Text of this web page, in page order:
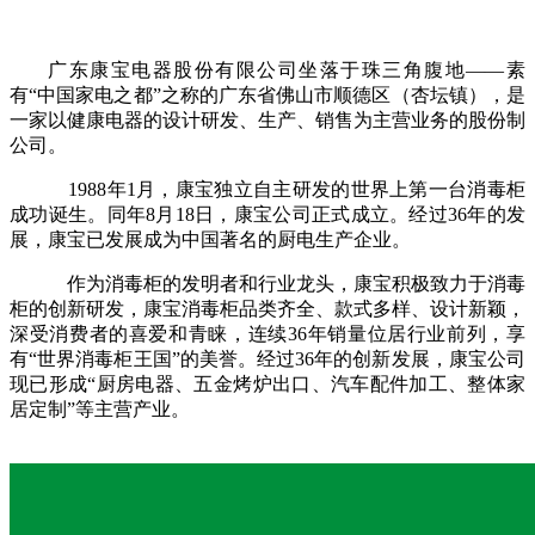
广东康宝电器股份有限公司坐落于珠三角腹地——素
有“中国家电之都”之称的广东省佛山市顺德区（杏坛镇），是
一家以健康电器的设计研发、生产、销售为主营业务的股份制
公司。
1988年1月，康宝独立自主研发的世界上第一台消毒柜
成功诞生。同年8月18日，康宝公司正式成立。经过36年的发
展，康宝已发展成为中国著名的厨电生产企业。
作为消毒柜的发明者和行业龙头，康宝积极致力于消毒
柜的创新研发，康宝消毒柜品类齐全、款式多样、设计新颖，
深受消费者的喜爱和青睐，连续36年销量位居行业前列，享
有“世界消毒柜王国”的美誉。经过36年的创新发展，康宝公司
现已形成“厨房电器、五金烤炉出口、汽车配件加工、整体家
居定制”等主营产业。